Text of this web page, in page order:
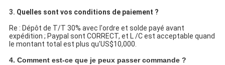
3. Quelles sont vos conditions de paiement ?
Re : Dépôt de T/T 30% avec l'ordre et solde payé avant
expédition ; Paypal sont CORRECT, et L /C est acceptable quand
le montant total est plus qu'US$10,000.
4. Comment est-ce que je peux passer commande ?